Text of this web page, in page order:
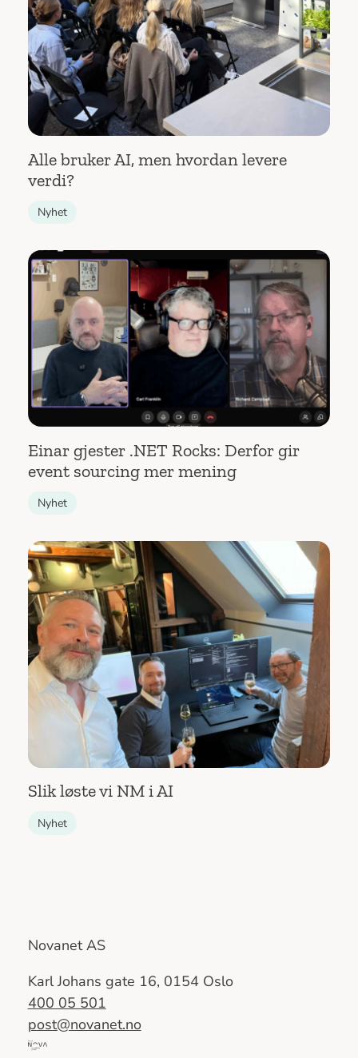
Alle bruker AI, men hvordan levere
verdi?
Nyhet
Einar gjester .NET Rocks: Derfor gir
event sourcing mer mening
Nyhet
Slik løste vi NM i AI
Nyhet
Novanet AS
Karl Johans gate 16, 0154 Oslo
400 05 501
post@novanet.no
Del